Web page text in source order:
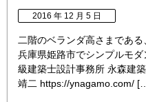
2016 年 12 月 5 日
二階のベランダ高さまであ
兵庫県姫路市でシンプルモ
級建築士設計事務所 永森
靖二 https://ynagamo.com/